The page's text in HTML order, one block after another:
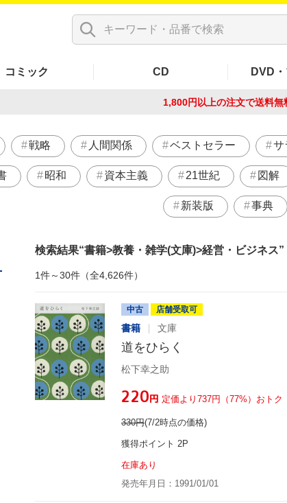
コミック CD DVD
1,800円以上の注文で送料無
戦略 人間関係 ベストセラー サ
昭和 資本主義 21世紀 図解
新装版 事典
検索結果 書籍>教養・雑学(文庫)>経営・ビジネス
1件～30件（全4,626件）
中古 店舗受取可
書籍 文庫
道をひらく
松下幸之助
¥220円 定価より737円（77%）おトク
330円(7/2時点の価格)
獲得ポイント 2P
在庫あり
発売年月日：1991/01/01